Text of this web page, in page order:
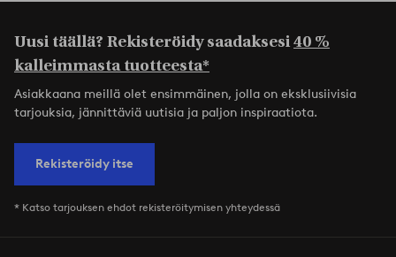
Uusi täällä? Rekisteröidy saadaksesi40 %
kalleimmasta tuotteesta*
Asiakkaana meillä olet ensimmäinen, jolla on eksklusiivisia
tarjouksia, jännittäviä uutisia ja paljon inspiraatiota.
Rekisteröidy itse
* Katso tarjouksen ehdot rekisteröitymisen yhteydessä